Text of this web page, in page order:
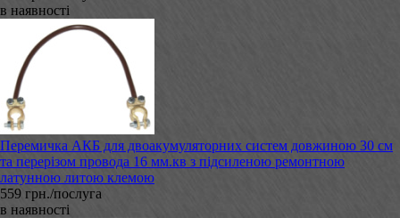
в наявності
Перемичка АКБ для двоакумуляторних систем довжиною 30 см
та перерізом провода 16 мм.кв з підсиленою ремонтною
латунною литою клемою
559 грн./послуга
в наявності